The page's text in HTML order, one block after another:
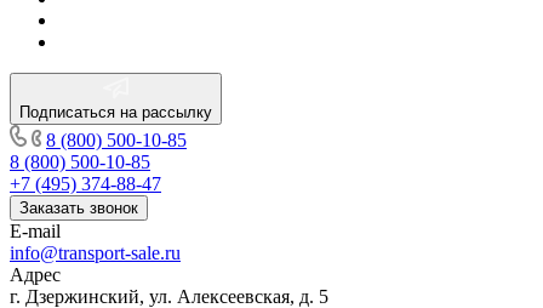
Подписаться на рассылку
8 (800) 500-10-85
8 (800) 500-10-85
+7 (495) 374-88-47
Заказать звонок
E-mail
info@transport-sale.ru
Адрес
г. Дзержинский, ул. Алексеевская, д. 5